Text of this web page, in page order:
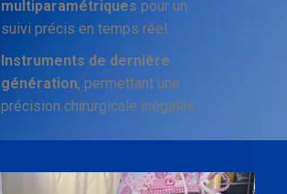
multiparamétriques pour un
suivi précis en temps réel.
Instruments de dernière
génération, permettant une
précision chirurgicale inégalée.